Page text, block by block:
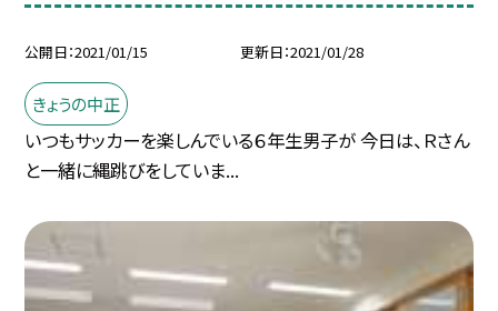
公開日 2021/01/15 更新日 2021/01/28
きょうの中正
いつもサッカーを楽しんでいる６年生男子が 今日は、Ｒさん
と一緒に縄跳びをしていま...